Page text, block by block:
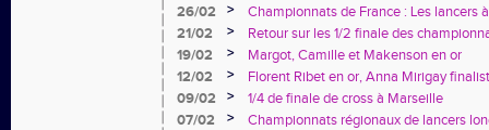
26/02
>
Championnats de France : Les lancers
apprennent
21/02 >
Retour sur les 1/2 finale des
country à Fréjus
19/02 >
Margot, Camille et Makenson en or
12/02
>
Florent Ribet en or, Anna Mirigay
09/02
>
1/4 de finale de cross à Marseille
07/02
>
Championnats régionaux de lancers